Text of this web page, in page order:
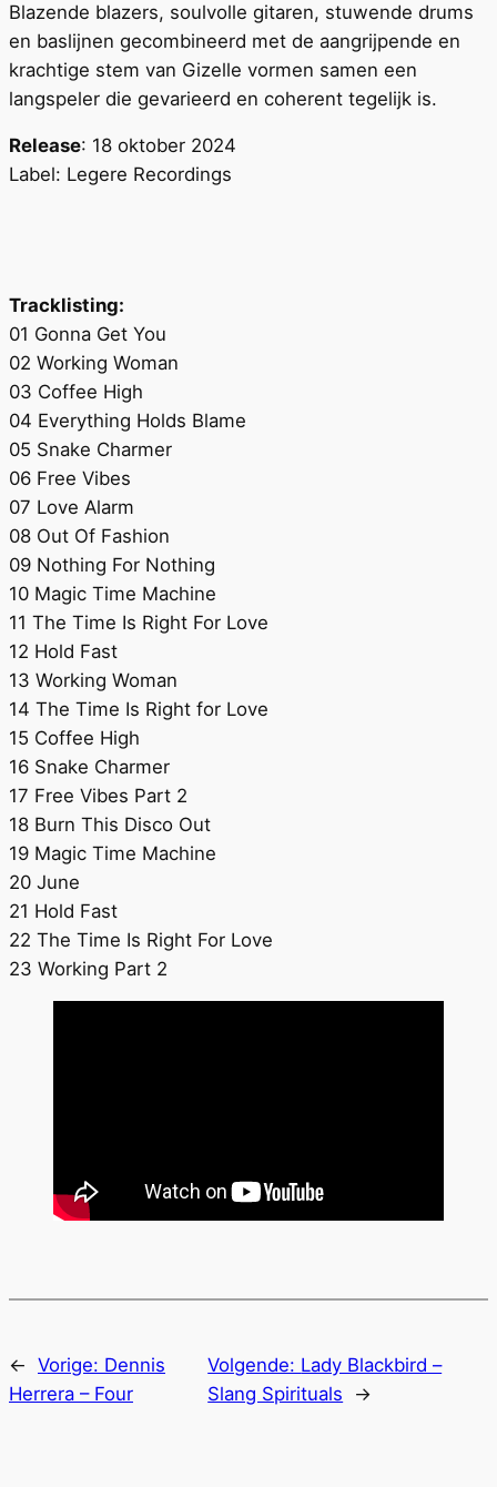
Blazende blazers, soulvolle gitaren, stuwende drums
en baslijnen gecombineerd met de aangrijpende en
krachtige stem van Gizelle vormen samen een
langspeler die gevarieerd en coherent tegelijk is.
Release: 18 oktober 2024
Label: Legere Recordings
Tracklisting:
01 Gonna Get You
02 Working Woman
03 Coffee High
04 Everything Holds Blame
05 Snake Charmer
06 Free Vibes
07 Love Alarm
08 Out Of Fashion
09 Nothing For Nothing
10 Magic Time Machine
11 The Time Is Right For Love
12 Hold Fast
13 Working Woman
14 The Time Is Right for Love
15 Coffee High
16 Snake Charmer
17 Free Vibes Part 2
18 Burn This Disco Out
19 Magic Time Machine
20 June
21 Hold Fast
22 The Time Is Right For Love
23 Working Part 2
← Vorige: Dennis
Herrera – Four
Volgende: Lady Blackbird –
Slang Spirituals
→